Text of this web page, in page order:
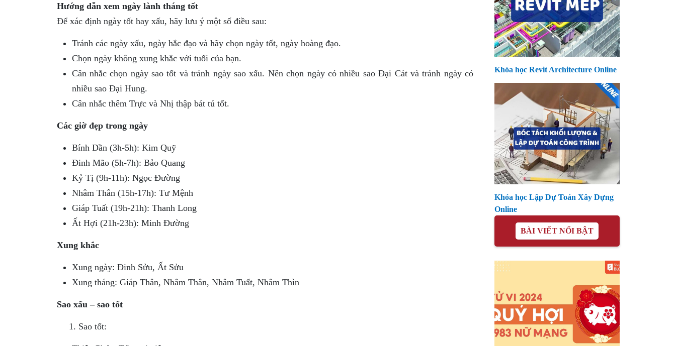
Hướng dẫn xem ngày lành tháng tốt
Để xác định ngày tốt hay xấu, hãy lưu ý một số điều sau:
Tránh các ngày xấu, ngày hắc đạo và hãy chọn ngày tốt, ngày hoàng đạo.
Chọn ngày không xung khắc với tuổi của bạn.
Cân nhắc chọn ngày sao tốt và tránh ngày sao xấu. Nên chọn ngày có nhiều sao Đại Cát và tránh ngày có
nhiều sao Đại Hung.
Cân nhắc thêm Trực và Nhị thập bát tú tốt.
Các giờ đẹp trong ngày
Bính Dần (3h-5h): Kim Quỹ
Đinh Mão (5h-7h): Bảo Quang
Kỷ Tị (9h-11h): Ngọc Đường
Nhâm Thân (15h-17h): Tư Mệnh
Giáp Tuất (19h-21h): Thanh Long
Ất Hợi (21h-23h): Minh Đường
Xung khắc
Xung ngày: Đinh Sửu, Ất Sửu
Xung tháng: Giáp Thân, Nhâm Thân, Nhâm Tuất, Nhâm Thìn
Sao xấu – sao tốt
Sao tốt:
Khóa học Revit Architecture Online
Khóa học Lập Dự Toán Xây Dựng
Online
BÀI VIẾT NỔI BẬT